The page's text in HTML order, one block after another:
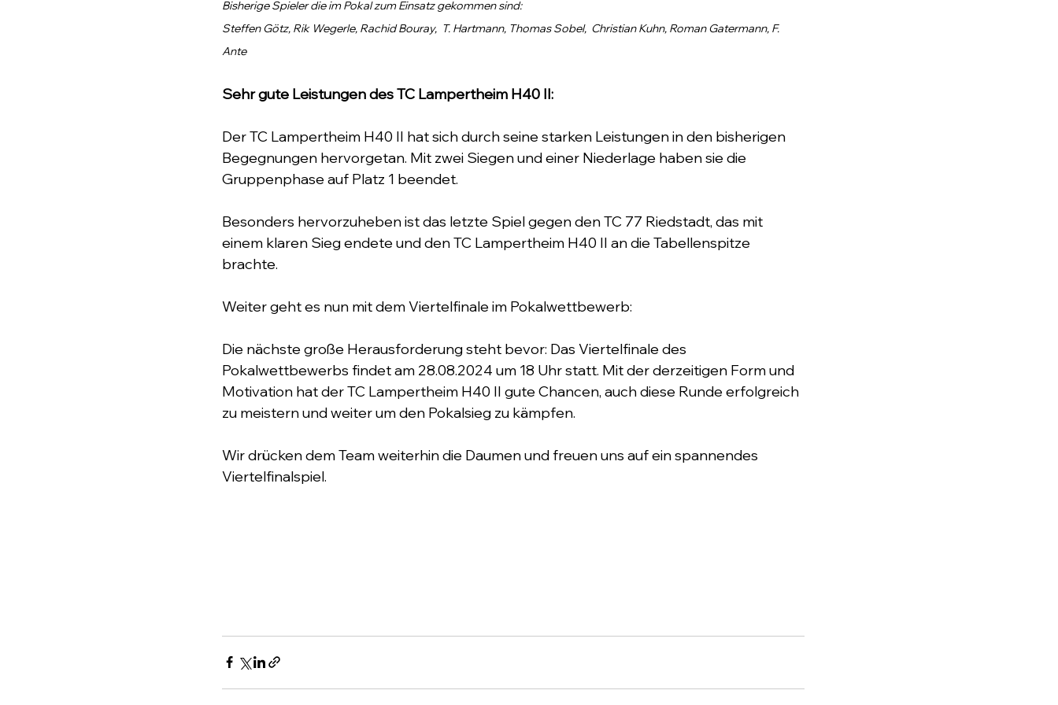
Bisherige Spieler die im Pokal zum Einsatz gekommen sind:
Steffen Götz, Rik Wegerle, Rachid Bouray,  T. Hartmann, Thomas Sobel,  Christian Kuhn, Roman Gatermann, F.
Ante
Sehr gute Leistungen des TC Lampertheim H40 II:
Der TC Lampertheim H40 II hat sich durch seine starken Leistungen in den bisherigen
Begegnungen hervorgetan. Mit zwei Siegen und einer Niederlage haben sie die
Gruppenphase auf Platz 1 beendet.
Besonders hervorzuheben ist das letzte Spiel gegen den TC 77 Riedstadt, das mit
einem klaren Sieg endete und den TC Lampertheim H40 II an die Tabellenspitze
brachte.
Weiter geht es nun mit dem Viertelfinale im Pokalwettbewerb:
Die nächste große Herausforderung steht bevor: Das Viertelfinale des
Pokalwettbewerbs findet am 28.08.2024 um 18 Uhr statt. Mit der derzeitigen Form und
Motivation hat der TC Lampertheim H40 II gute Chancen, auch diese Runde erfolgreich
zu meistern und weiter um den Pokalsieg zu kämpfen.
Wir drücken dem Team weiterhin die Daumen und freuen uns auf ein spannendes
Viertelfinalspiel.